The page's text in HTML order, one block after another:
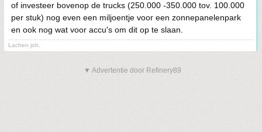
of investeer bovenop de trucks (250.000 -350.000 tov. 100.000
per stuk) nog even een miljoentje voor een zonnepanelenpark
en ook nog wat voor accu's om dit op te slaan.
Lachen joh.
▼ Advertentie door Refinery89